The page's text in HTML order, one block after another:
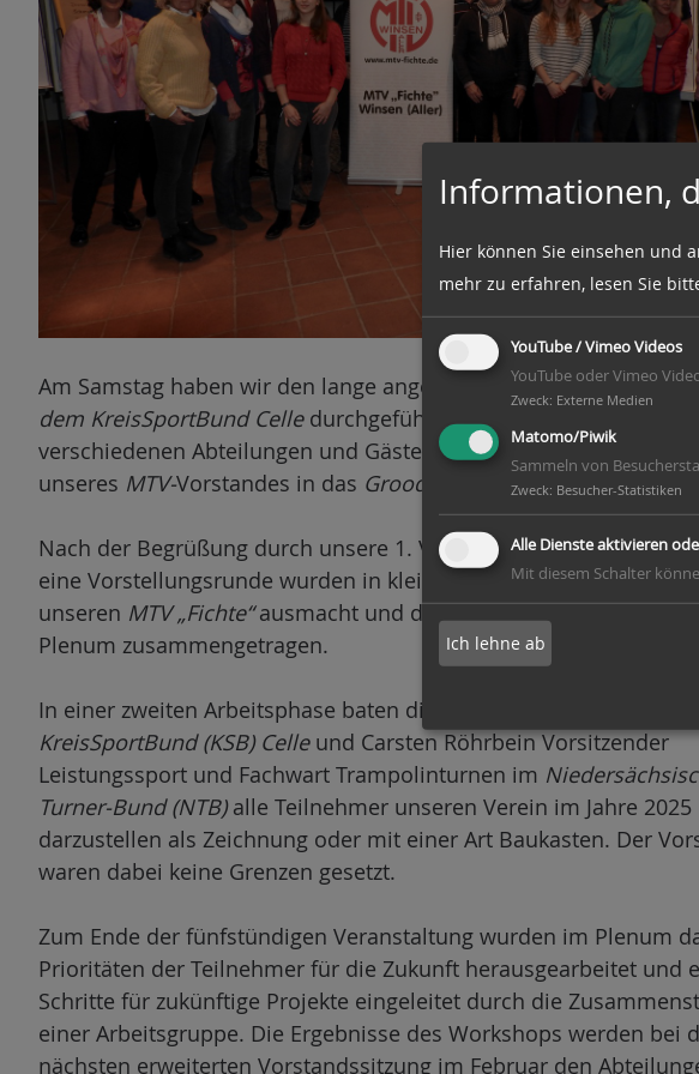
Am Samstag haben wir den lange angekündigten
dem KreisSportBund Celle durchgeführt. Gut 20 Teilnehmer aus
verschiedenen Abteilungen und Gäste folgten der offenen
unseres MTV-Vorstandes in das Groode Hus.
Nach der Begrüßung durch unsere 1. Vorsitzende Stefanie
eine Vorstellungsrunde wurden in kleinen Arbeitsgruppen
unseren MTV „Fichte“ausmacht und diese Ergebnisse später in
Plenum zusammengetragen.
In einer zweiten Arbeitsphase baten die Lehrgansleiter Katja Koch
KreisSportBund (KSB) Celleund Carsten Röhrbein Vorsitzender
Leistungssport und Fachwart Trampolinturnen im
Turner-Bund (NTB)alle Teilnehmer unseren Verein im Jahre 2025
darzustellen als Zeichnung oder mit einer Art Baukasten. Der
waren dabei keine Grenzen gesetzt.
Zum Ende der fünfstündigen Veranstaltung wurden im Plenum
Prioritäten der Teilnehmer für die Zukunft herausgearbeitet und
Schritte für zukünftige Projekte eingeleitet durch die
einer Arbeitsgruppe. Die Ergebnisse des Workshops werden bei
nächsten erweiterten Vorstandssitzung im Februar den
Informationen,
Hier können Sie einsehen und
mehr zu erfahren, lesen Sie
YouTube / Vimeo Videos
YouTube oder Vimeo
Zweck: Externe Medien
Matomo/Piwik
Sammeln von
Zweck: Besucher-Statistiken
Alle Dienste aktivieren
Mit diesem Schalter
Ich lehne ab